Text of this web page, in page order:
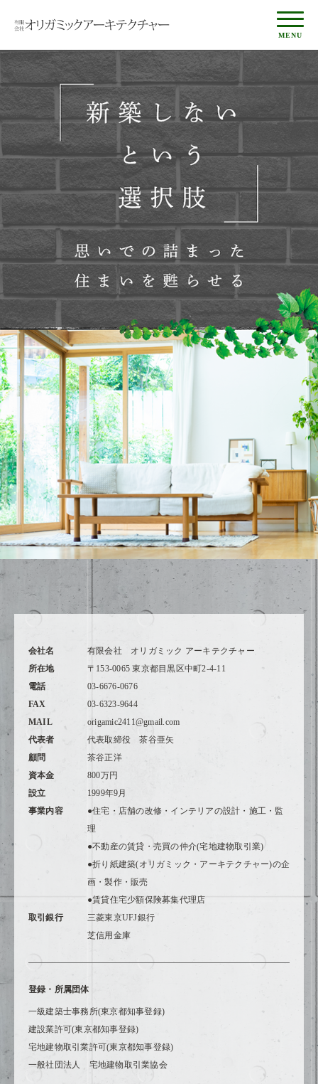
会社名
有限会社 オリガミック アーキテクチャー
所在地
〒153-0065東京都目黒区中町2-4-11
電話
03-6676-0676
FAX
03-6323-9644
MAIL
origamic2411@gmail.com
代表者
代表取締役 茶谷亜矢
顧問
茶谷正洋
資本金
800万円
設立
1999年9月
事業内容
●住宅・店舗の改修・インテリアの設計・施工・監
理
●不動産の賃貸・売買の仲介(宅地建物取引業)
●折り紙建築(オリガミック・アーキテクチャー)の企
画・製作・販売
●賃貸住宅少額保険募集代理店
取引銀行
三菱東京UFJ銀行
芝信用金庫
登録・所属団体
一級建築士事務所(東京都知事登録)
建設業許可(東京都知事登録)
宅地建物取引業許可(東京都知事登録)
一般社団法人 宅地建物取引業協会